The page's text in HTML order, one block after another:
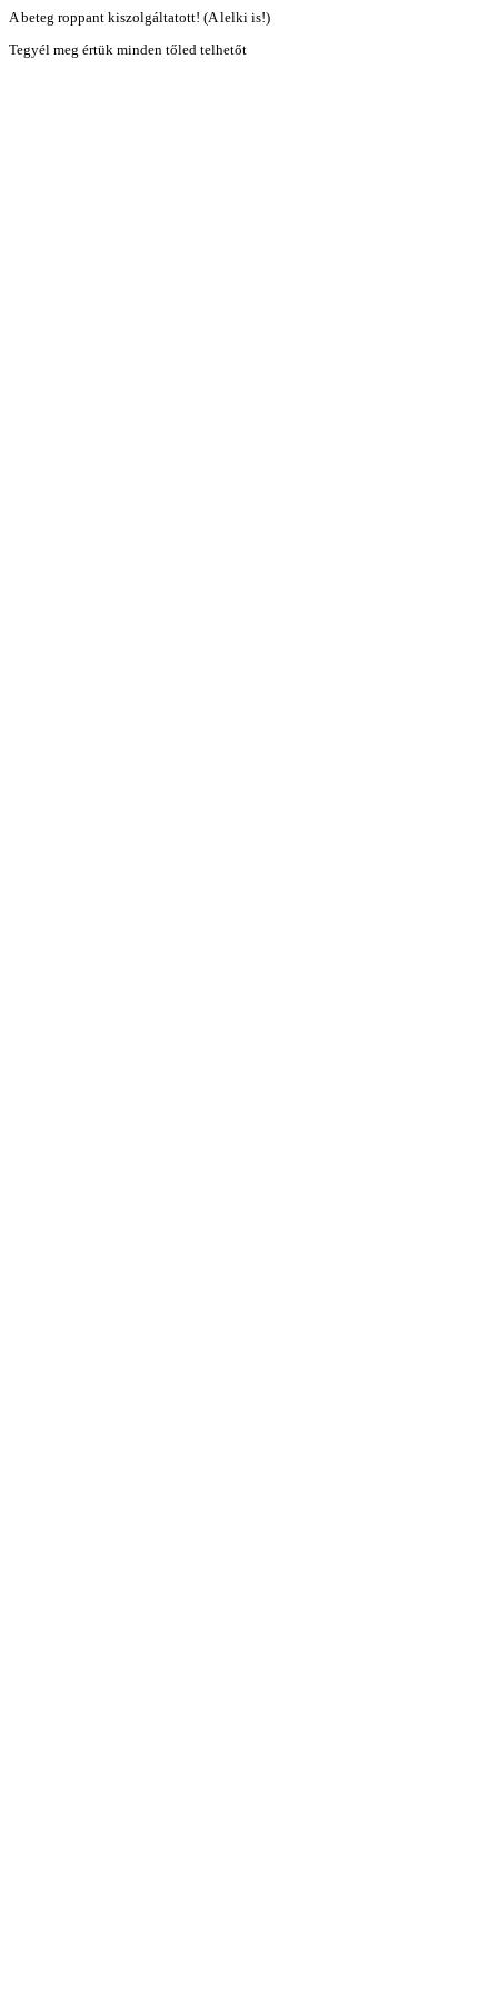
A beteg roppant kiszolgáltatott! (A lelki is!)
Tegyél meg értük minden tőled telhetőt